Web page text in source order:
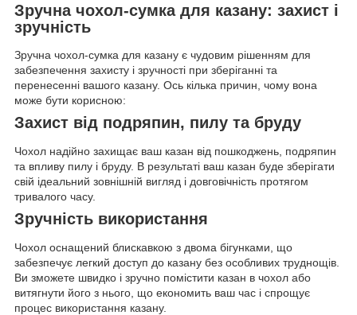
Зручна чохол-сумка для казану: захист і
зручність
Зручна чохол-сумка для казану є чудовим рішенням для
забезпечення захисту і зручності при зберіганні та
перенесенні вашого казану. Ось кілька причин, чому вона
може бути корисною:
Захист від подряпин, пилу та бруду
Чохол надійно захищає ваш казан від пошкоджень, подряпин
та впливу пилу і бруду. В результаті ваш казан буде зберігати
свій ідеальний зовнішній вигляд і довговічність протягом
тривалого часу.
Зручність використання
Чохол оснащений блискавкою з двома бігунками, що
забезпечує легкий доступ до казану без особливих труднощів.
Ви зможете швидко і зручно помістити казан в чохол або
витягнути його з нього, що економить ваш час і спрощує
процес використання казану.